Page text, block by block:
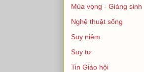
Mùa vọng - Giáng sinh
Nghệ thuật sống
Suy niệm
Suy tư
Tin Giáo hội